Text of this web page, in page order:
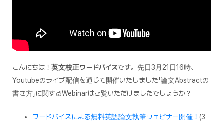
こんにちは！ 英文校正ワードバイスです。先日3月21日16時、
Youtubeのライブ配信を通じて開催いたしました「論文Abstractの
書き方」に関するWebinarはご覧いただけましたでしょうか？
ワードバイスによる無料英語論文執筆ウェビナー開催！ (3